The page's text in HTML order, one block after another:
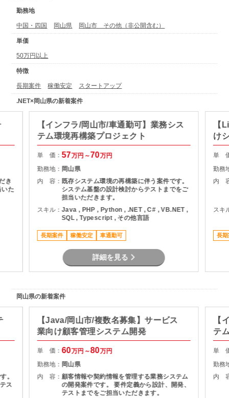
勤務地
中国・四国 岡山県 岡山市 その他（非公開含む）
単価
50万円以上
特徴
長期案件 稼働安定 スタートアップ
.NET×岡山県の新着案件
き
た
【インフラ/岡山市/車通勤可】業務シス
テム環境再構築プロジェクト
単 価：57万円～70万円
勤務地： 岡山県
内 容： 既存システム環境の再構築に伴う案件です。
システム基盤の設計検討からテストまでをご
担当いただきます。
スキル：Java , PHP , Python , .NET , C# , VB.NET ,
SQL , Typescript , その他言語
長期案件 稼働安定 車通勤可
詳細を見る
【
け
単
勤務
内
スキ
長期
岡山県の新着案件
。
ス
【Java/岡山市/複数名募集】サービス
業向け顧客管理システム開発
単 価：60万円～80万円
勤務地： 岡山県
内 容： 顧客情報や契約情報を管理する業務システム
の開発案件です。 要件定義から設計、開発、
テストまでをご担当いただきます。
【
テ
単
勤務
内